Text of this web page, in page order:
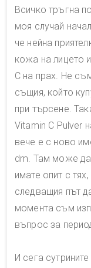
Всичко тръгна
моя случай
че нейна
кожа на лицето
C на прах. Не
същия, който
при търсене.
Vitamin C Pulver
вече е с ново
dm. Там може да
имате опит с
следващия път
момента съм
въпрос за
И сега